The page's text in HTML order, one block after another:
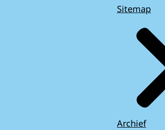
Sitemap
Archief